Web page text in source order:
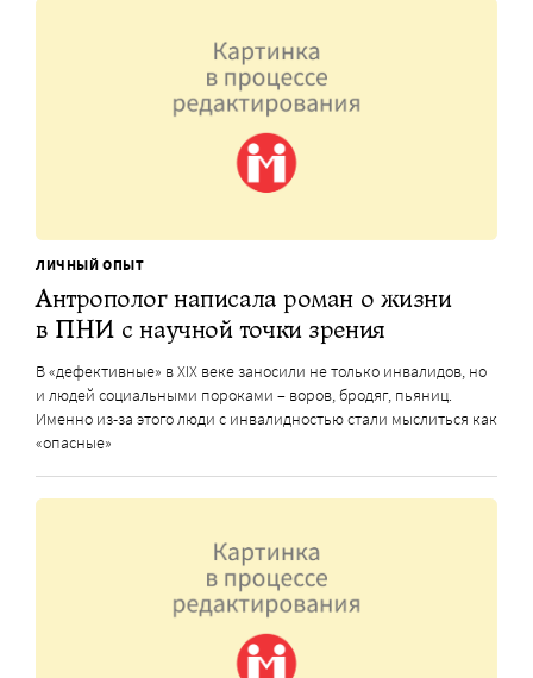
ЛИЧНЫЙ ОПЫТ
Антрополог написала роман о жизни
в ПНИ с научной точки зрения
В «дефективные» в XIX веке заносили не только инвалидов, но
и людей социальными пороками – воров, бродяг, пьяниц.
Именно из-за этого люди с инвалидностью стали мыслиться как
«опасные»